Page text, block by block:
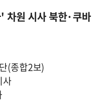
차원 시사 북한·쿠
(종합2보)
사